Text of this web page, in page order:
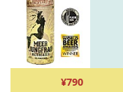
¥790